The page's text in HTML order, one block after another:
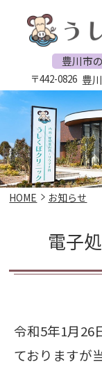
豊川市
〒442-0826 豊
HOME お知らせ
電子
令和5年1月26
ておりますが